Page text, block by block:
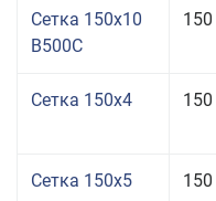
Сетка 150x10
В500С
150
Сетка 150x4 150
Сетка 150x5 150